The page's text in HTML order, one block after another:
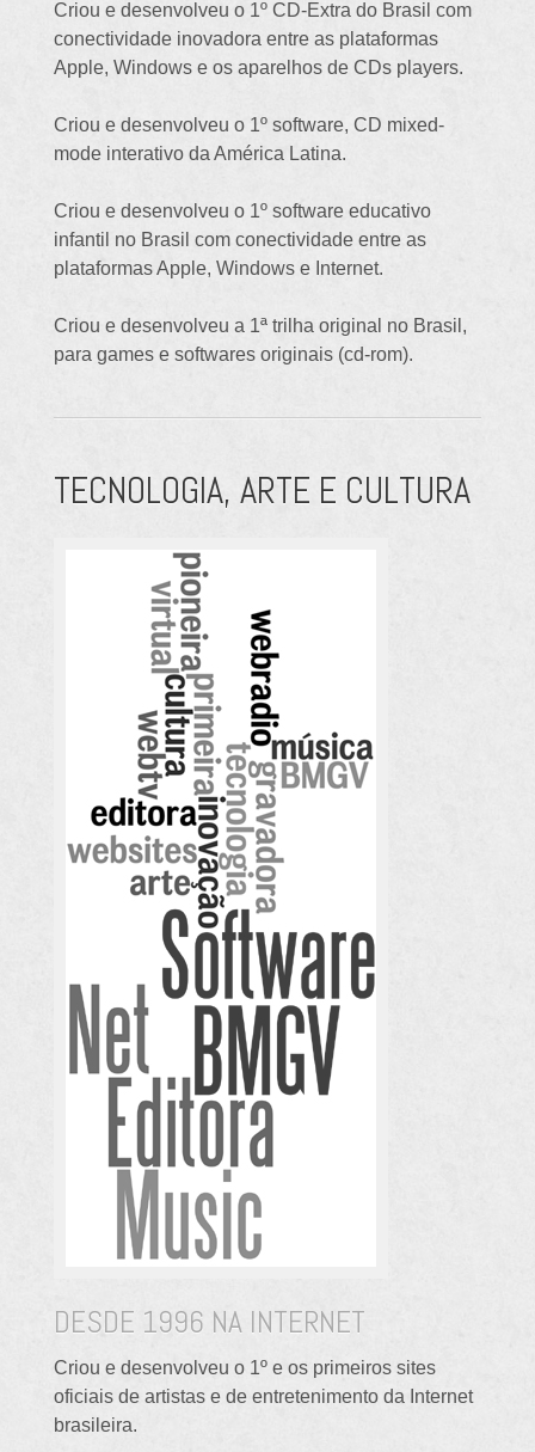
Criou e desenvolveu o 1º CD-Extra do Brasil com
conectividade inovadora entre as plataformas
Apple, Windows e os aparelhos de CDs players.
Criou e desenvolveu o 1º software, CD mixed-
mode interativo da América Latina.
Criou e desenvolveu o 1º software educativo
infantil no Brasil com conectividade entre as
plataformas Apple, Windows e Internet.
Criou e desenvolveu a 1ª trilha original no Brasil,
para games e softwares originais (cd-rom).
TECNOLOGIA, ARTE E CULTURA
DESDE 1996 NA INTERNET
Criou e desenvolveu o 1º e os primeiros sites
oficiais de artistas e de entretenimento da Internet
brasileira.